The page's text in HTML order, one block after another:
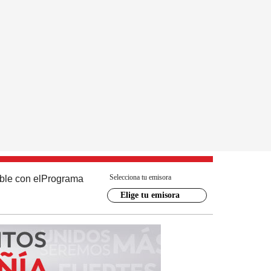
con el Programa Selecciona tu emisora
Elige tu emisora